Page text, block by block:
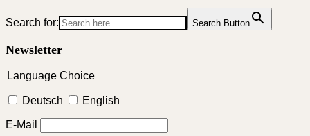
Search for: Search Button
Newsletter
Language Choice
Deutsch English
E-Mail